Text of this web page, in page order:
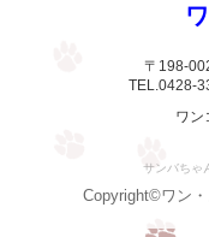
〒198-
TEL.0428-
ワン
サンバちゃ
Copyright©ワン